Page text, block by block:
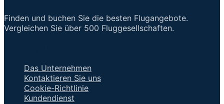
Finden und buchen Sie die besten Flugangebote.
Vergleichen Sie über 500 Fluggesellschaften.
Das Unternehmen
Kontaktieren Sie uns
Cookie-Richtlinie
Kundendienst